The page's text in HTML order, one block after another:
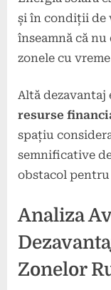
și în condiții de
înseamnă că
zonele cu
Altă dezavantaj
resurse
spațiu
semnificative
obstacol pentru
Analiza
Zonelor